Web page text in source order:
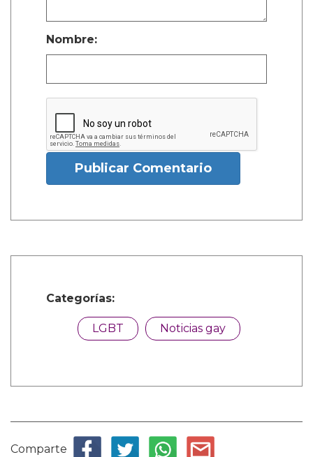
Nombre:
Publicar Comentario
Categorías:
LGBT Noticias gay
Comparte